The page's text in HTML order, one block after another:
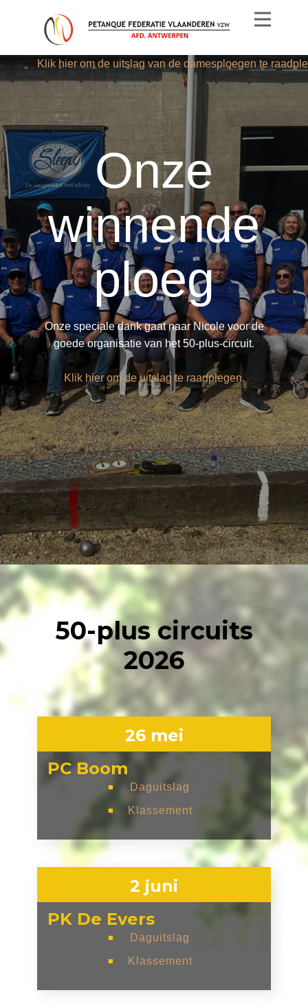
Klik hier om de uitslag van de damesploegen te
Onze
winnende
ploeg
Onze speciale dank gaat naar Nicole voor de
goede organisatie van het 50-plus-circuit.
Klik hier om de uitslag te raadplegen.
50-plus circuits
2026
26 mei
PC Boom
■ Daguitslag
■ Klassement
2 juni
PK De Evers
■ Daguitslag
■ Klassement